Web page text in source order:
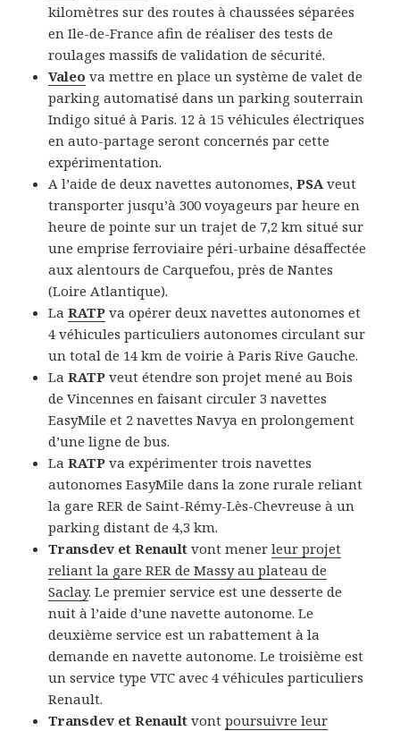
kilomètres sur des routes à chaussées séparées
en Ile-de-France afin de réaliser des tests de
roulages massifs de validation de sécurité.
Valeo va mettre en place un système de valet de
parking automatisé dans un parking souterrain
Indigo situé à Paris. 12 à 15 véhicules électriques
en auto-partage seront concernés par cette
expérimentation.
A l’aide de deux navettes autonomes,PSAveut
transporter jusqu’à 300 voyageurs par heure en
heure de pointe sur un trajet de 7,2 km situé sur
une emprise ferroviaire péri-urbaine désaffectée
aux alentours de Carquefou, près de Nantes
(Loire Atlantique).
LaRATP va opérer deux navettes autonomes et
4 véhicules particuliers autonomes circulant sur
un total de 14 km de voirie à Paris Rive Gauche.
LaRATPveut étendre son projet mené au Bois
de Vincennes en faisant circuler 3 navettes
EasyMile et 2 navettes Navya en prolongement
d’une ligne de bus.
LaRATPva expérimenter trois navettes
autonomes EasyMile dans la zone rurale reliant
la gare RER de Saint-Rémy-Lès-Chevreuse à un
parking distant de 4,3 km.
Transdev et Renault vont menerleur projet
reliant la gare RER de Massy au plateau de
Saclay. Le premier service est une desserte de
nuit à l’aide d’une navette autonome. Le
deuxième service est un rabattement à la
demande en navette autonome. Le troisième est
un service type VTC avec 4 véhicules particuliers
Renault.
Transdev et Renaultvontpoursuivre leur